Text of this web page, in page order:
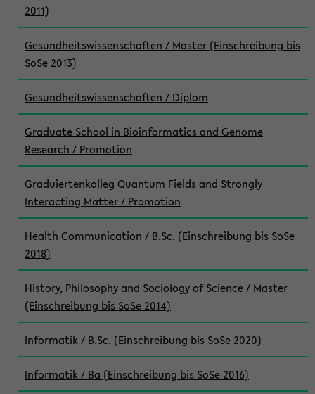
2011)
Gesundheitswissenschaften / Master (Einschreibung bis
SoSe 2013)
Gesundheitswissenschaften / Diplom
Graduate School in Bioinformatics and Genome
Research / Promotion
Graduiertenkolleg Quantum Fields and Strongly
Interacting Matter / Promotion
Health Communication / B.Sc. (Einschreibung bis SoSe
2018)
History, Philosophy and Sociology of Science / Master
(Einschreibung bis SoSe 2014)
Informatik / B.Sc. (Einschreibung bis SoSe 2020)
Informatik / Ba (Einschreibung bis SoSe 2016)